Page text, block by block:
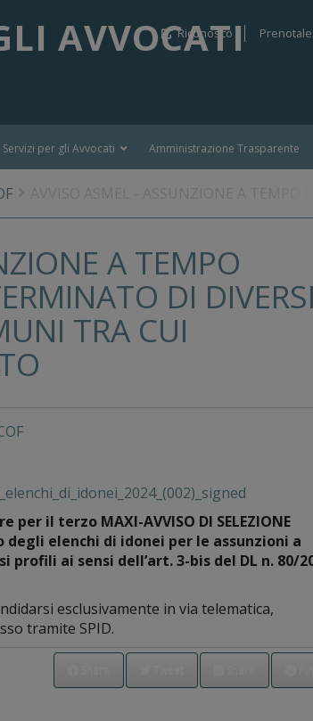
AVVOCATI
Riconosco
Servizi per gli Avvocati Amministrazione Trasparente
A TEMPO
DI DIVERSI
TRA CUI
il terzo MAXI-AVVISO DI SELEZIONE
degli elenchi di idonei per le assunzioni a
ai sensi dell’art. 3-bis del DL n. 80/
esclusivamente in via telematica,
tramite SPID.